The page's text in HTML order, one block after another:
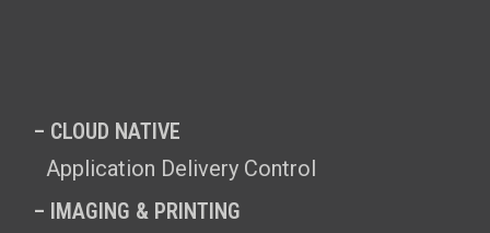
– CLOUD NATIVE
Application Delivery Control
– IMAGING & PRINTING